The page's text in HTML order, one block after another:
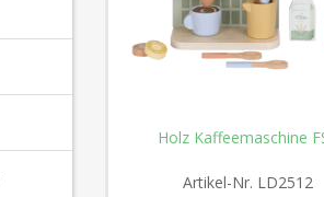
Holz Kaffeemaschine
Artikel-Nr. LD2512